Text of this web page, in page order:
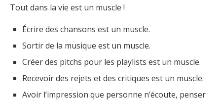
Tout dans la vie est un muscle !
Écrire des chansons est un muscle.
Sortir de la musique est un muscle.
Créer des pitchs pour les playlists est un muscle.
Recevoir des rejets et des critiques est un muscle.
Avoir l’impression que personne n’écoute, penser